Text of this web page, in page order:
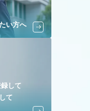
い方へ
して
て